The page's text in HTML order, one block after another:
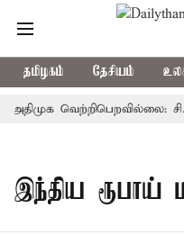
தமிழகம் தேசியம்
அதிமுக வெற்றிபெறவில்லை:
இந்திய ரூபாய்